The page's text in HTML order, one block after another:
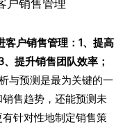
客户销售管理：1、提高
提升销售团队效率；
与预测是最为关键的一
售趋势，还能预测未
针对性地制定销售策